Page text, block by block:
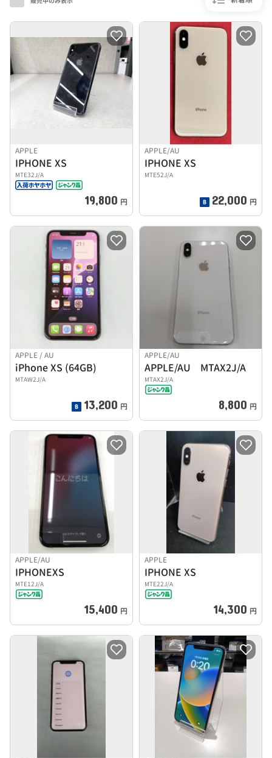
APPLE
IPHONE XS
MTE32J/A
19,800 円
APPLE/AU
IPHONE XS
MTE52J/A
22,000 円
APPLE / AU
iPhone XS (64GB)
MTAW2J/A
13,200 円
APPLE/AU
APPLE/AU MTAX2J/A
MTAX2J/A
8,800 円
APPLE/AU
IPHONEXS
MTE12J/A
15,400 円
APPLE
IPHONE XS
MTE22J/A
14,300 円